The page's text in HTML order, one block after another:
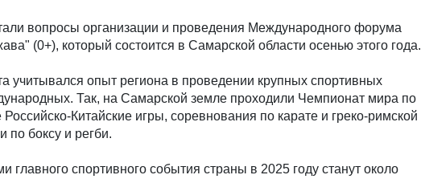
вопросы организации и проведения Международного форума
(0+), который состоится в Самарской области осенью этого года.
учитывался опыт региона в проведении крупных спортивных
Так, на Самарской земле проходили Чемпионат мира по
Китайские игры, соревнования по карате и греко-римской
по боксу и регби.
главного спортивного события страны в 2025 году станут около